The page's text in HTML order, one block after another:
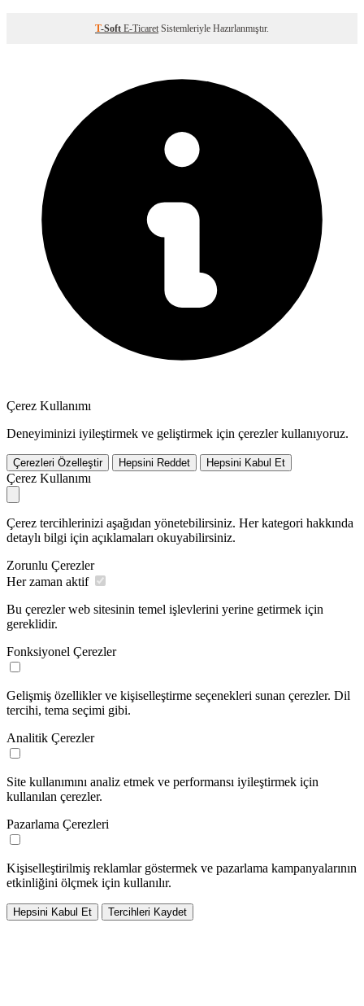
T-Soft E-Ticaret Sistemleriyle Hazırlanmıştır.
Çerez Kullanımı
Deneyiminizi iyileştirmek ve geliştirmek için çerezler kullanıyoruz.
Çerezleri Özelleştir Hepsini Reddet Hepsini Kabul Et
Çerez Kullanımı
Çerez tercihlerinizi aşağıdan yönetebilirsiniz. Her kategori hakkında
detaylı bilgi için açıklamaları okuyabilirsiniz.
Zorunlu Çerezler
Her zaman aktif
Bu çerezler web sitesinin temel işlevlerini yerine getirmek için
gereklidir.
Fonksiyonel Çerezler
Gelişmiş özellikler ve kişiselleştirme seçenekleri sunan çerezler. Dil
tercihi, tema seçimi gibi.
Analitik Çerezler
Site kullanımını analiz etmek ve performansı iyileştirmek için
kullanılan çerezler.
Pazarlama Çerezleri
Kişiselleştirilmiş reklamlar göstermek ve pazarlama kampanyalarının
etkinliğini ölçmek için kullanılır.
Hepsini Kabul Et Tercihleri Kaydet